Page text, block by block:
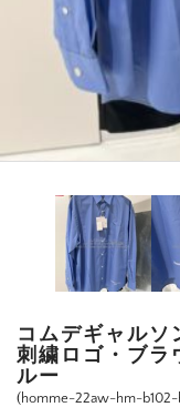
コムデギャルソ
刺繍ロゴ・ブ
ルー
(homme-22aw-hm-b102-